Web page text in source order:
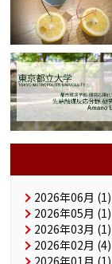
2026年06月 (1)
2026年05月 (1)
2026年03月 (1)
2026年02月 (4)
2026年01月 (1)